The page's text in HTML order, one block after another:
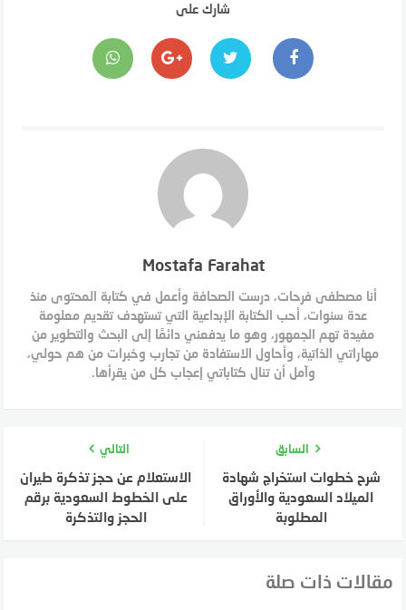
شارك على
Mostafa Farahat
أنا مصطفى فرحات، درست الصحافة وأعمل في كتابة المحتوى منذ
عدة سنوات، أحب الكتابة الإبداعية التي تستهدف تقديم معلومة
مفيدة تهم الجمهور، وهو ما يدفعني دائمًا إلى البحث والتطوير من
مهاراتي الذاتية، وأحاول الاستفادة من تجارب وخبرات من هم حولي،
وآمل أن تنال كتاباتي إعجاب كل من يقرأها.
السابق
شرح خطوات استخراج شهادة
الميلاد السعودية والأوراق
المطلوبة
التالي
الاستعلام عن حجز تذكرة طيران
على الخطوط السعودية برقم
الحجز والتذكرة
مقالات ذات صلة